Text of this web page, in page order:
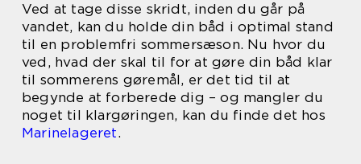
Ved at tage disse skridt, inden du går på
vandet, kan du holde din båd i optimal stand
til en problemfri sommersæson. Nu hvor du
ved, hvad der skal til for at gøre din båd klar
til sommerens gøremål, er det tid til at
begynde at forberede dig – og mangler du
noget til klargøringen, kan du finde det hos
Marinelageret.